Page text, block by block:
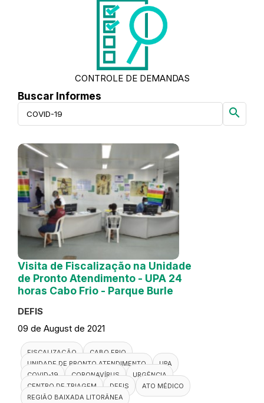
CONTROLE DE DEMANDAS
Buscar Informes
search
Visita de Fiscalização na Unidade
de Pronto Atendimento - UPA 24
horas Cabo Frio - Parque Burle
DEFIS
09 de August de 2021
FISCALIZAÇÃO
CABO FRIO
UNIDADE DE PRONTO ATENDIMENTO
UPA
COVID-19
CORONAVÍRUS
URGÊNCIA
CENTRO DE TRIAGEM
DEFIS
ATO MÉDICO
REGIÃO BAIXADA LITORÂNEA